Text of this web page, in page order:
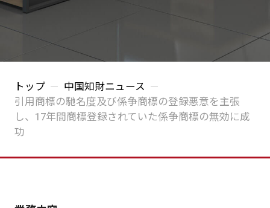
トップ
中国知財ニュース
引用商標の馳名度及び係争商標の登録悪意を主張
し、17年間商標登録されていた係争商標の無効に成
功